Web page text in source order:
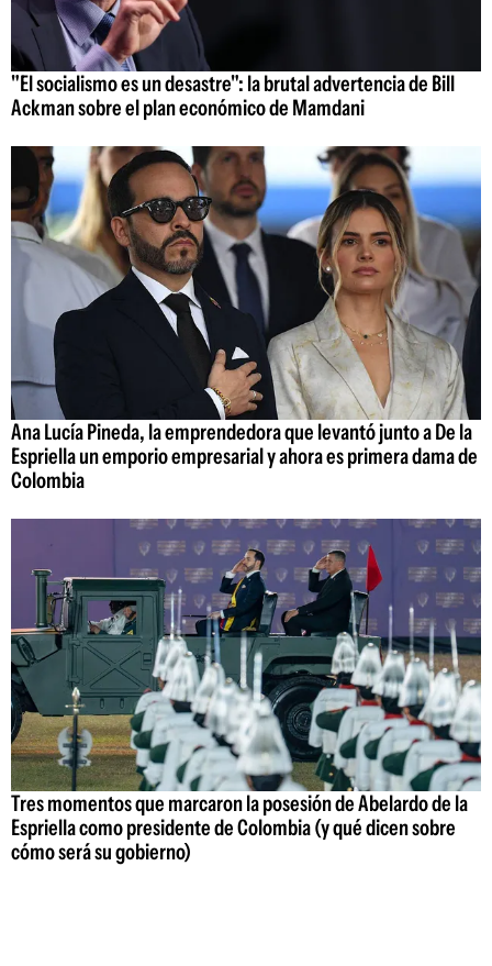
"El socialismo es un desastre": la brutal advertencia de Bill
Ackman sobre el plan económico de Mamdani
Ana Lucía Pineda, la emprendedora que levantó junto a De la
Espriella un emporio empresarial y ahora es primera dama de
Colombia
Tres momentos que marcaron la posesión de Abelardo de la
Espriella como presidente de Colombia (y qué dicen sobre
cómo será su gobierno)